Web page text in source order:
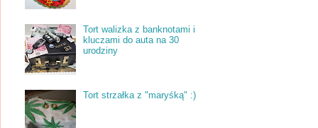
Tort walizka z banknotami i
kluczami do auta na 30
urodziny
Tort strzałka z "maryśką" :)